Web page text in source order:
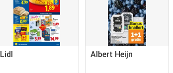
Lidl Albert Heijn